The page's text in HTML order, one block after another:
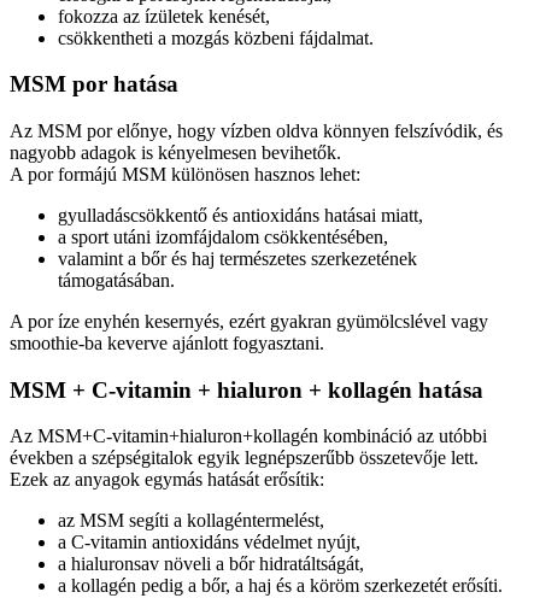
fokozza az ízületek kenését,
csökkentheti a mozgás közbeni fájdalmat.
MSM por hatása
Az MSM por előnye, hogy vízben oldva könnyen felszívódik, és
nagyobb adagok is kényelmesen bevihetők.
A por formájú MSM különösen hasznos lehet:
gyulladáscsökkentő és antioxidáns hatásai miatt,
a sport utáni izomfájdalom csökkentésében,
valamint a bőr és haj természetes szerkezetének
támogatásában.
A por íze enyhén kesernyés, ezért gyakran gyümölcslével vagy
smoothie-ba keverve ajánlott fogyasztani.
MSM + C-vitamin + hialuron + kollagén hatása
Az MSM+C-vitamin+hialuron+kollagén kombináció az utóbbi
években a szépségitalok egyik legnépszerűbb összetevője lett.
Ezek az anyagok egymás hatását erősítik:
az MSM segíti a kollagéntermelést,
a C-vitamin antioxidáns védelmet nyújt,
a hialuronsav növeli a bőr hidratáltságát,
a kollagén pedig a bőr, a haj és a köröm szerkezetét erősíti.